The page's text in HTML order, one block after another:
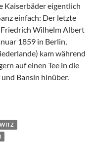
Kaiserbäder eigentlich
einfach: Der letzte
Wilhelm Albert
1859 in Berlin,
kam während
auf einen Tee in die
Bansin hinüber.